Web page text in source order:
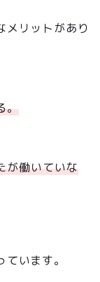
メリットがあり
。
が働いていな
います。